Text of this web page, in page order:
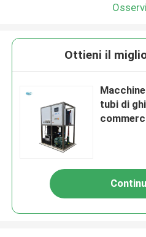
Ottieni il
tubi di